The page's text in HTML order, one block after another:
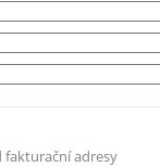
fakturační adresy